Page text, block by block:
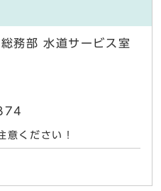
務部 水道サービス室
意ください！